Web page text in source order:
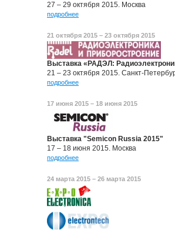
27 – 29 октября 2015. Москва
подробнее
21 октября 2015 – 23 октября 2015
Выставка «РАДЭЛ:
21 – 23 октября 2015. Санкт-
подробнее
17 июня 2015 – 18 июня 2015
Выставка "Semicon Russia 2015"
17 – 18 июня 2015. Москва
подробнее
24 марта 2015 – 26 марта 2015